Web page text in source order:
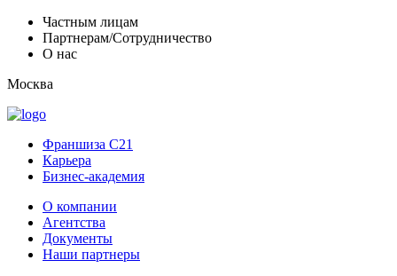
Частным лицам
Партнерам/Сотрудничество
О нас
Москва
Франшиза C21
Карьера
Бизнес-академия
О компании
Агентства
Документы
Наши партнеры